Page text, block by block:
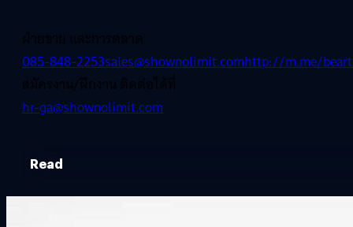
ฝ่ายขาย และการตลาด
085-848-2253sales@shownolimit.comhttp://m.me/
สมัครงาน/ฝึกงาน ติดต่อได้ที่
hr-ga@shownolimit.com
Read